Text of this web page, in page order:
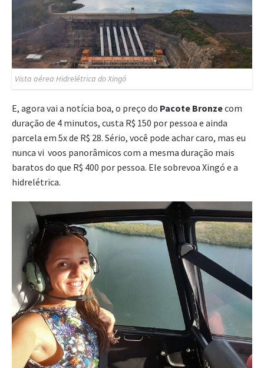
Vista aérea Hidrelétrica do Xingó
E, agora vai a notícia boa, o preço do Pacote Bronzecom
duração de 4 minutos, custa R$ 150 por pessoa e ainda
parcela em 5x de R$ 28. Sério, você pode achar caro, mas eu
nunca vi voos panorâmicos com a mesma duração mais
baratos do que R$ 400 por pessoa. Ele sobrevoa Xingó e a
hidrelétrica.